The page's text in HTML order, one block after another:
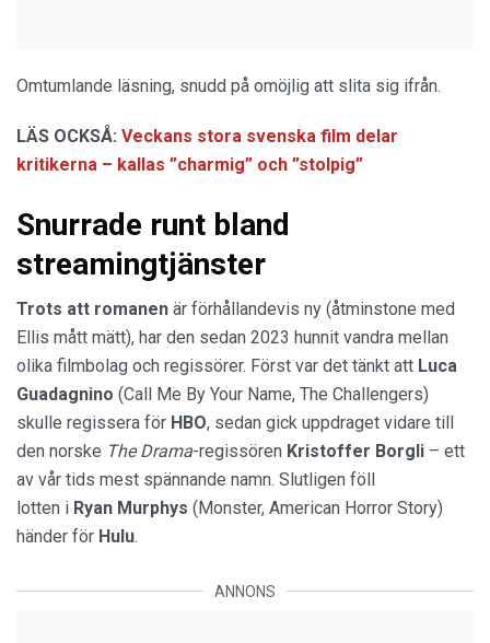
Omtumlande läsning, snudd på omöjlig att slita sig ifrån.
LÄS OCKSÅ: Veckans stora svenska film delar
kritikerna – kallas ”charmig” och ”stolpig”
Snurrade runt bland
streamingtjänster
Trots att romanen är förhållandevis ny (åtminstone med
Ellis mått mätt), har den sedan 2023 hunnit vandra mellan
olika filmbolag och regissörer. Först var det tänkt att Luca
Guadagnino (Call Me By Your Name, The Challengers)
skulle regissera för HBO, sedan gick uppdraget vidare till
den norske The Drama-regissören Kristoffer Borgli – ett
av vår tids mest spännande namn. Slutligen föll
lotten i Ryan Murphys (Monster, American Horror Story)
händer för Hulu.
ANNONS